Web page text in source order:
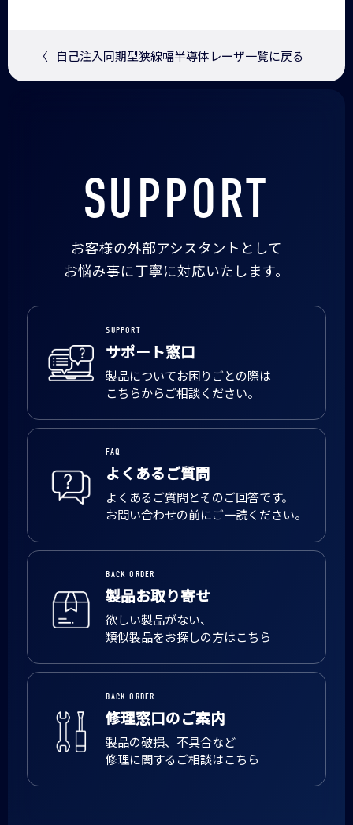
〈 自己注入同期型狭線幅半導体レーザ一覧に戻る
SUPPORT
お客様の外部アシスタントとして
お悩み事に丁寧に対応いたします。
SUPPORT
サポート窓口
製品についてお困りごとの際は
こちらからご相談ください。
FAQ
よくあるご質問
よくあるご質問とそのご回答です。
お問い合わせの前にご一読ください。
BACK ORDER
製品お取り寄せ
欲しい製品がない、
類似製品をお探しの方はこちら
BACK ORDER
修理窓口のご案内
製品の破損、不具合など
修理に関するご相談はこちら